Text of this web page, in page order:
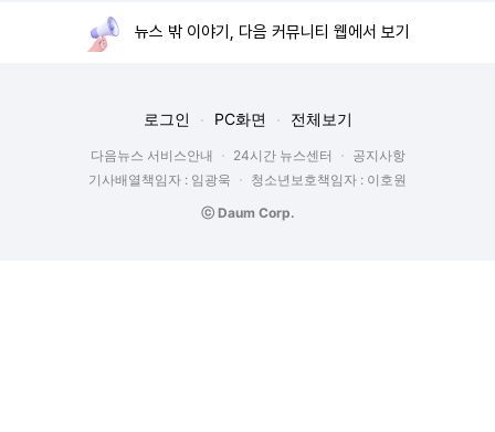
뉴스 밖 이야기, 다음 커뮤니티 웹에서 보기
로그인 PC화면 전체보기
다음뉴스 서비스안내 24시간 뉴스센터
공지사항
기사배열책임자 : 임광욱
청소년보호책임자 : 이호원
ⓒ Daum Corp.